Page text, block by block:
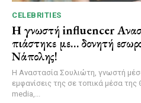
CELEBRITIES
Η γνωστή influencer
πιάστηκε με… δονητή
Νάπολης!
Η Αναστασία Σουλιώτη, γνωστή
εμφανίσεις της σε τοπικά μέσα
media,...